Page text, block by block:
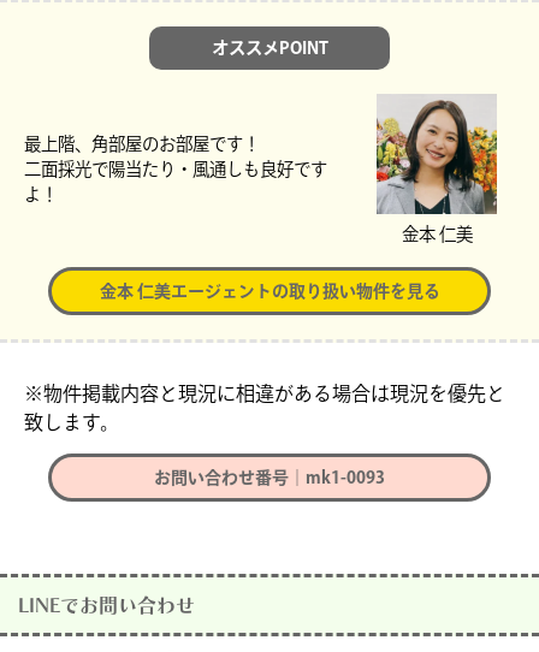
オススメPOINT
最上階、角部屋のお部屋です！
二面採光で陽当たり・風通しも良好です
よ！
金本 仁美
金本 仁美エージェントの取り扱い物件を見る
※物件掲載内容と現況に相違がある場合は現況を優先と
致します。
お問い合わせ番号｜mk1-0093
LINEでお問い合わせ